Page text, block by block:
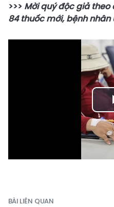
>>> Mời quý độc giả theo
84 thuốc mới, bệnh nhân
BÀI LIÊN QUAN